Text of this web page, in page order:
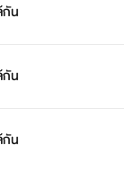
กัน
กัน
กัน